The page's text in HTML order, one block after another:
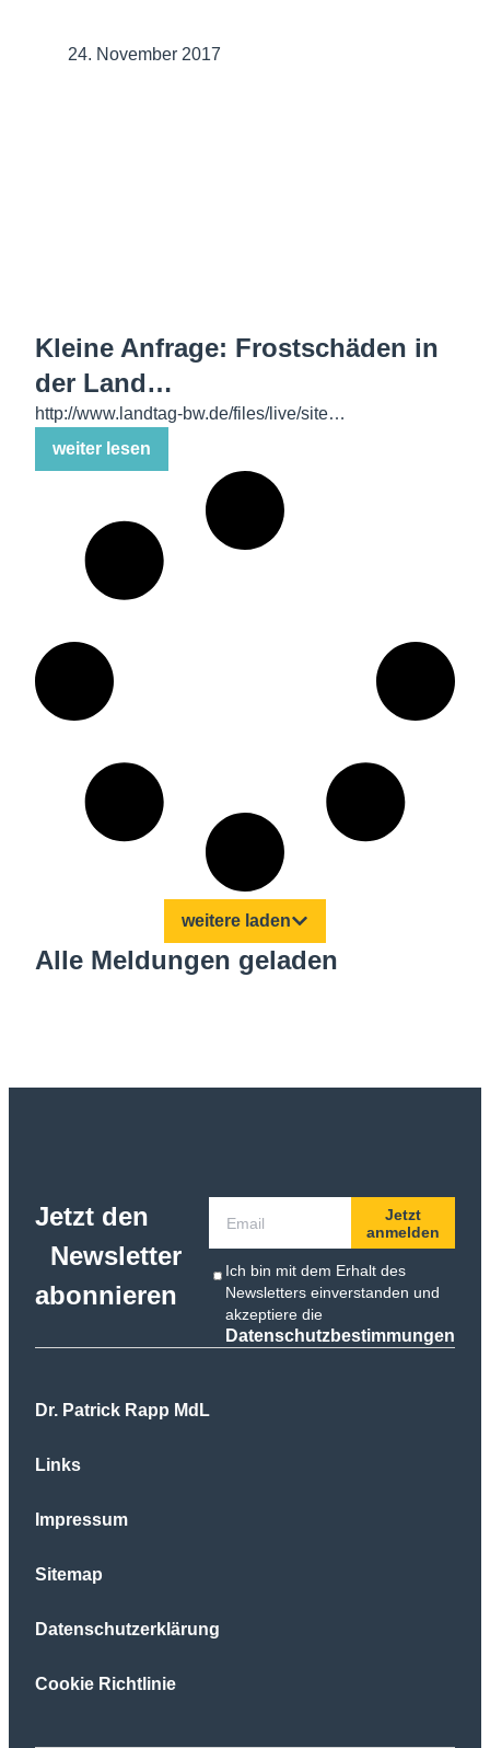
24. November 2017
Kleine Anfrage: Frostschäden in
der Land…
http://www.landtag-bw.de/files/live/site…
weiter lesen
weitere laden
Alle Meldungen geladen
Jetzt den
Newsletter
abonnieren
Ich bin mit dem Erhalt des
Newsletters einverstanden und
akzeptiere die
Datenschutzbestimmungen
Jetzt
anmelden
Dr. Patrick Rapp MdL
Links
Impressum
Sitemap
Datenschutzerklärung
Cookie Richtlinie